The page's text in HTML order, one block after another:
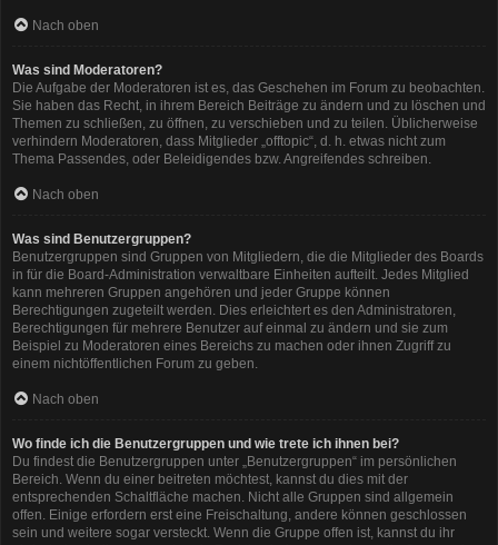
Nach oben
Was sind Moderatoren?
Die Aufgabe der Moderatoren ist es, das Geschehen im Forum zu beobachten.
Sie haben das Recht, in ihrem Bereich Beiträge zu ändern und zu löschen und
Themen zu schließen, zu öffnen, zu verschieben und zu teilen. Üblicherweise
verhindern Moderatoren, dass Mitglieder „offtopic“, d. h. etwas nicht zum
Thema Passendes, oder Beleidigendes bzw. Angreifendes schreiben.
Nach oben
Was sind Benutzergruppen?
Benutzergruppen sind Gruppen von Mitgliedern, die die Mitglieder des Boards
in für die Board-Administration verwaltbare Einheiten aufteilt. Jedes Mitglied
kann mehreren Gruppen angehören und jeder Gruppe können
Berechtigungen zugeteilt werden. Dies erleichtert es den Administratoren,
Berechtigungen für mehrere Benutzer auf einmal zu ändern und sie zum
Beispiel zu Moderatoren eines Bereichs zu machen oder ihnen Zugriff zu
einem nichtöffentlichen Forum zu geben.
Nach oben
Wo finde ich die Benutzergruppen und wie trete ich ihnen bei?
Du findest die Benutzergruppen unter „Benutzergruppen“ im persönlichen
Bereich. Wenn du einer beitreten möchtest, kannst du dies mit der
entsprechenden Schaltfläche machen. Nicht alle Gruppen sind allgemein
offen. Einige erfordern erst eine Freischaltung, andere können geschlossen
sein und weitere sogar versteckt. Wenn die Gruppe offen ist, kannst du ihr